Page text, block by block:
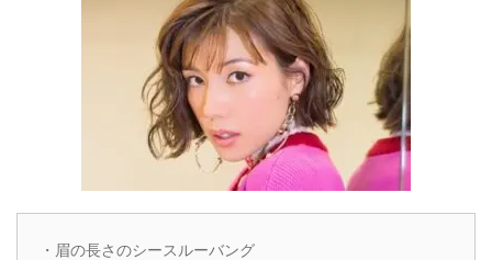
・眉の長さのシースルーバング